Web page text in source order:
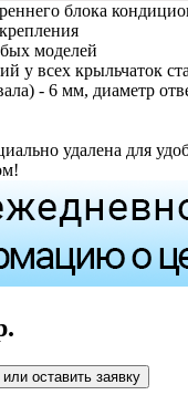
блока
моделей
у всех крыльчаток
- 6 мм, диаметр
удалена для
оставить заявку